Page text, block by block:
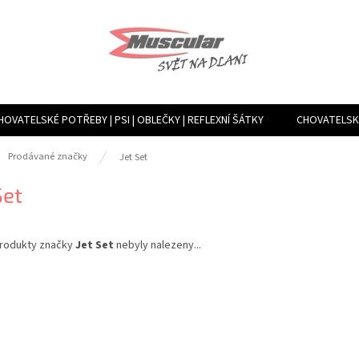
POTŘEBY | PSI | OBLEČKY | REFLEXNÍ ŠÁTKY
VLHKOSTI, VENTILACE, FILTRY | MLHOVAČE A ROSÍCÍ ZAŘÍZENÍ
Prodávané značky Jet Set
značkyJet Set nebyly nalezeny...